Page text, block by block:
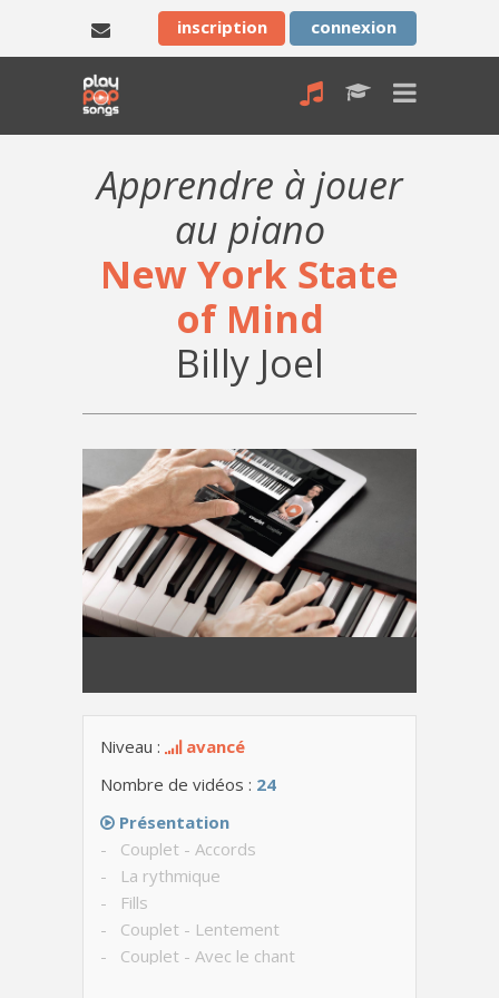
inscription connexion
Apprendre à jouer
au piano
New York State
of Mind
Billy Joel
Niveau :
avancé
Nombre de vidéos : 24
Présentation
- Couplet - Accords
- La rythmique
- Fills
- Couplet - Lentement
- Couplet - Avec le chant